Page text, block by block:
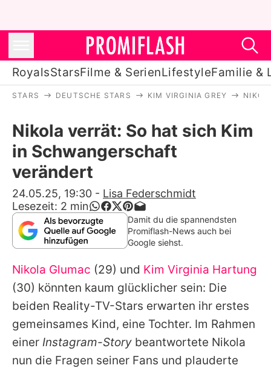
RoyalsStarsFilme & SerienLifestyleFamilie &
Stars
Filme & Serien
Lifestyle
Familie & Liebe
Promiflash Exklusiv
Alle Themen auf Promiflash
Jobs
App runterladen
Team
STARS DEUTSCHE STARS KIM VIRGINIA GREY
Nikola verrät: So hat sich Kim
in Schwangerschaft
verändert
24.05.25, 19:30 - Lisa Federschmidt
Lesezeit: 2 min
Damit du die spannendsten
Promiflash-News auch bei
Google siehst.
Nikola Glumac (29) und Kim Virginia Hartung
(30) könnten kaum glücklicher sein: Die
beiden Reality-TV-Stars erwarten ihr erstes
gemeinsames Kind, eine Tochter. Im Rahmen
einer Instagram-Story beantwortete Nikola
nun die Fragen seiner Fans und plauderte